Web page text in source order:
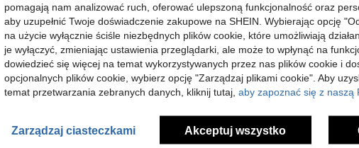
Zaoszczędź 3,19zł
Dazy Men
Magazyn UE -3%
DAZY Męska koszula z krótkim rękawem w stylu ulicznym w kolorze białym
35 Left
94,81zł
98,00zł
najniższa cena
5
Magazyn UE Męska koszulka wykonana w 100% z bawełny, z nadrukiem w stylu retro gotyckim, 220 g/m2 z logo marki, męska koszulka na co dzień, letnia, w stylu hip-hopowym dla mężczyzn i kobiet
62,28zł #5
pomagają nam analizować ruch, oferować ulepszoną funkcjonalność oraz
aby uzupełnić Twoje doświadczenie zakupowe na SHEIN. Wybierając opcję
na użycie wyłącznie ściśle niezbędnych plików cookie, które umożliwiają
je wyłączyć, zmieniając ustawienia przeglądarki, ale może to wpłynąć na
dowiedzieć się więcej na temat wykorzystywanych przez nas plików cookie i
opcjonalnych plików cookie, wybierz opcję "Zarządzaj plikami cookie". Aby
temat przetwarzania zebranych danych, kliknij tutaj, aby zapoznać się z naszą
Zarządzaj ciasteczkami Akceptuj wszystko